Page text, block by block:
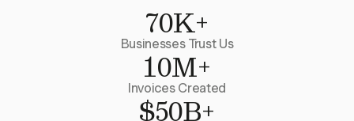
70K+
Businesses Trust Us
10M+
Invoices Created
$50B+